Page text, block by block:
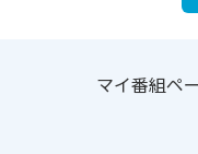
マイ番組ペ